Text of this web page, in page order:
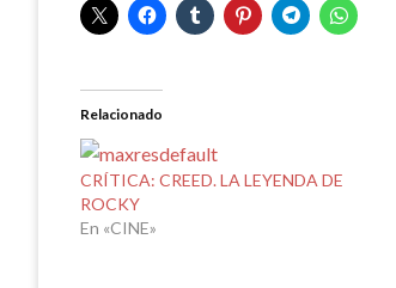
Relacionado
CRÍTICA: CREED. LA LEYENDA DE
ROCKY
En «CINE»